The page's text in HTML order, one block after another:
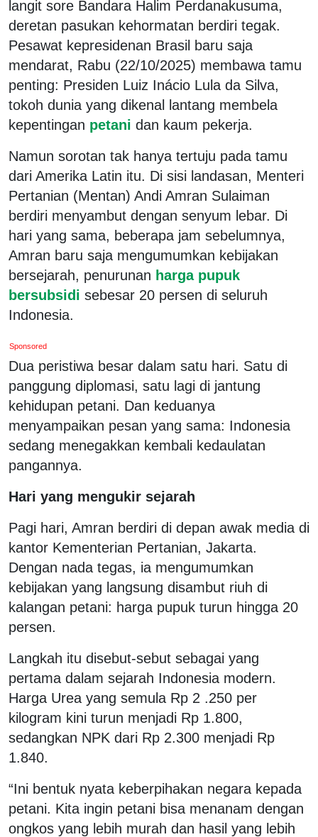
langit sore Bandara Halim Perdanakusuma,
deretan pasukan kehormatan berdiri tegak.
Pesawat kepresidenan Brasil baru saja
mendarat, Rabu (22/10/2025) membawa tamu
penting: Presiden Luiz Inácio Lula da Silva,
tokoh dunia yang dikenal lantang membela
kepentingan petani dan kaum pekerja.
Namun sorotan tak hanya tertuju pada tamu
dari Amerika Latin itu. Di sisi landasan, Menteri
Pertanian (Mentan) Andi Amran Sulaiman
berdiri menyambut dengan senyum lebar. Di
hari yang sama, beberapa jam sebelumnya,
Amran baru saja mengumumkan kebijakan
bersejarah, penurunan harga pupuk
bersubsidi sebesar 20 persen di seluruh
Indonesia.
Sponsored
Dua peristiwa besar dalam satu hari. Satu di
panggung diplomasi, satu lagi di jantung
kehidupan petani. Dan keduanya
menyampaikan pesan yang sama: Indonesia
sedang menegakkan kembali kedaulatan
pangannya.
Hari yang mengukir sejarah
Pagi hari, Amran berdiri di depan awak media di
kantor Kementerian Pertanian, Jakarta.
Dengan nada tegas, ia mengumumkan
kebijakan yang langsung disambut riuh di
kalangan petani: harga pupuk turun hingga 20
persen.
Langkah itu disebut-sebut sebagai yang
pertama dalam sejarah Indonesia modern.
Harga Urea yang semula Rp 2 .250 per
kilogram kini turun menjadi Rp 1.800,
sedangkan NPK dari Rp 2.300 menjadi Rp
1.840.
“Ini bentuk nyata keberpihakan negara kepada
petani. Kita ingin petani bisa menanam dengan
ongkos yang lebih murah dan hasil yang lebih